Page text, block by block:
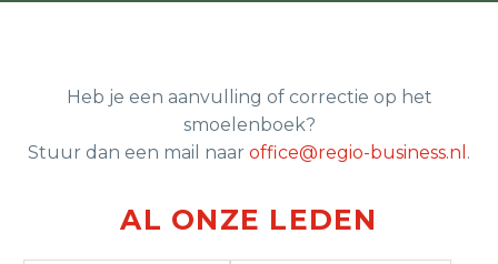
Heb je een aanvulling of correctie op het
smoelenboek?
Stuur dan een mail naar office@regio-business.nl .
AL ONZE LEDEN